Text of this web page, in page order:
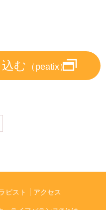
む （peatix）
ピスト アクセス